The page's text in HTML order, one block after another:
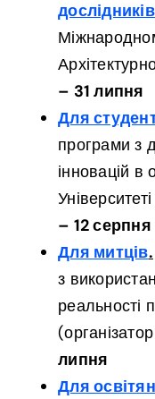
гранти
від
дослідників
– 31 липня
Для
програми з
інновацій в
– 12 серпня
Для митців.
з
реальності
липня
Для